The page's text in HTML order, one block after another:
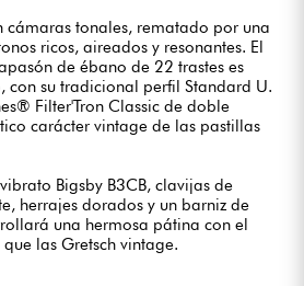
cámaras tonales, rematado por una
ricos, aireados y resonantes. El
de ébano de 22 trastes es
con su tradicional perfil Standard U.
Filter'Tron Classic de doble
carácter vintage de las pastillas
Bigsby B3CB, clavijas de
herrajes dorados y un barniz de
una hermosa pátina con el
las Gretsch vintage.